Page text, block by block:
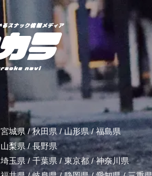
宮城県 /秋田県 /山形県/福島県
山梨県/長野県
埼玉県/ 千葉県 /東京都/神奈川県